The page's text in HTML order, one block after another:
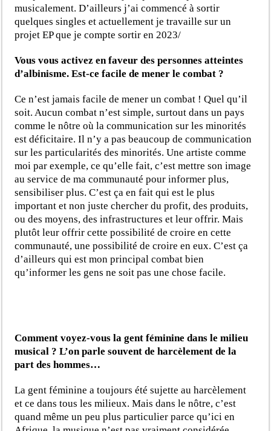
musicalement. D’ailleurs j’ai commencé à sortir
quelques singles et actuellement je travaille sur un
projet EP que je compte sortir en 2023/
Vous vous activez en faveur des personnes atteintes
d’albinisme. Est-ce facile de mener le combat ?
Ce n’est jamais facile de mener un combat ! Quel qu’il
soit. Aucun combat n’est simple, surtout dans un pays
comme le nôtre où la communication sur les minorités
est déficitaire. Il n’y a pas beaucoup de communication
sur les particularités des minorités. Une artiste comme
moi par exemple, ce qu’elle fait, c’est mettre son image
au service de ma communauté pour informer plus,
sensibiliser plus. C’est ça en fait qui est le plus
important et non juste chercher du profit, des produits,
ou des moyens, des infrastructures et leur offrir. Mais
plutôt leur offrir cette possibilité de croire en cette
communauté, une possibilité de croire en eux. C’est ça
d’ailleurs qui est mon principal combat bien
qu’informer les gens ne soit pas une chose facile.
Comment voyez-vous la gent féminine dans le milieu
musical ? L’on parle souvent de harcèlement de la
part des hommes…
La gent féminine a toujours été sujette au harcèlement
et ce dans tous les milieux. Mais dans le nôtre, c’est
quand même un peu plus particulier parce qu’ici en